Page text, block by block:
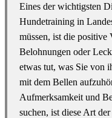
Eines der wichtigsten
Hundetraining in
müssen, ist die positive
Belohnungen oder
etwas tut, was Sie von
mit dem Bellen
Aufmerksamkeit und
suchen, ist diese Art